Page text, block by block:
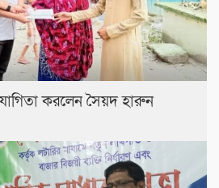
করলেন সৈয়দ হারুন